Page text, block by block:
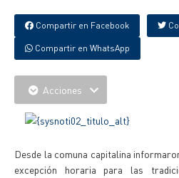
Compartir en Facebook
Compartir en WhatsApp
Acciones
Desde la comuna capitalina
excepción horaria para las